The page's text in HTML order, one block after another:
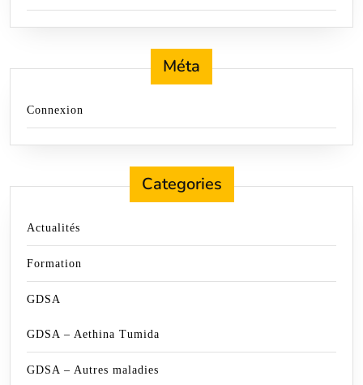
Méta
Connexion
Categories
Actualités
Formation
GDSA
GDSA – Aethina Tumida
GDSA – Autres maladies